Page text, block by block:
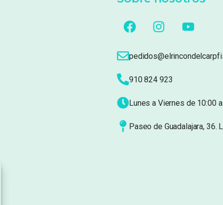
910 824 923
Lunes a Viernes de 10:00
Paseo de Guadalajara, 36.